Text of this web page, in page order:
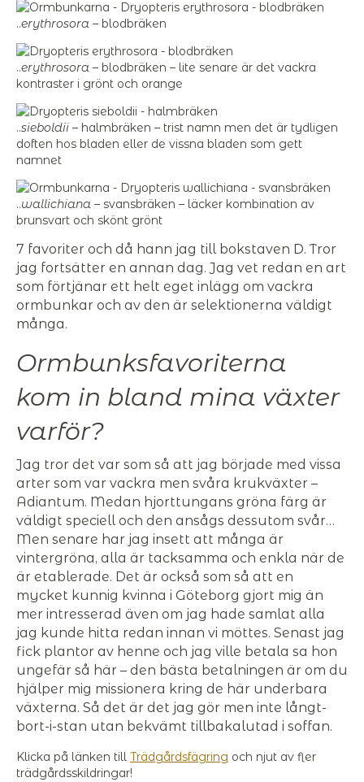
..erythrosora – blodbräken
..erythrosora – blodbräken – lite senare är det vackra
kontraster i grönt och orange
..sieboldii – halmbräken – trist namn men det är tydligen
doften hos bladen eller de vissna bladen som gett
namnet
..wallichiana – svansbräken – läcker kombination av
brunsvart och skönt grönt
7 favoriter och då hann jag till bokstaven D. Tror
jag fortsätter en annan dag. Jag vet redan en art
som förtjänar ett helt eget inlägg om vackra
ormbunkar och av den är selektionerna väldigt
många.
Ormbunksfavoriterna
kom in bland mina växter
varför?
Jag tror det var som så att jag började med vissa
arter som var vackra men svåra krukväxter –
Adiantum. Medan hjorttungans gröna färg är
väldigt speciell och den ansågs dessutom svår…
Men senare har jag insett att många är
vintergröna, alla är tacksamma och enkla när de
är etablerade. Det är också som så att en
mycket kunnig kvinna i Göteborg gjort mig än
mer intresserad även om jag hade samlat alla
jag kunde hitta redan innan vi möttes. Senast jag
fick plantor av henne och jag ville betala sa hon
ungefär så här – den bästa betalningen är om du
hjälper mig missionera kring de här underbara
växterna. Så det är det jag gör men inte långt-
bort-i-stan utan bekvämt tillbakalutad i soffan.
Klicka på länken till Trädgårdsfägring och njut av fler
trädgårdsskildringar!